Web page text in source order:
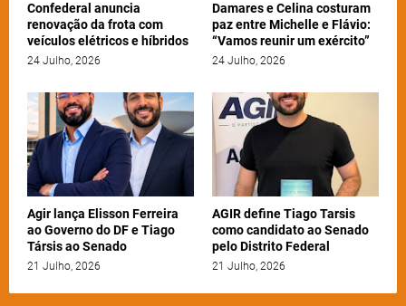
Confederal anuncia
renovação da frota com
veículos elétricos e híbridos
24 Julho, 2026
Damares e Celina costuram
paz entre Michelle e Flávio:
“Vamos reunir um exército”
24 Julho, 2026
Agir lança Elisson Ferreira
ao Governo do DF e Tiago
Társis ao Senado
21 Julho, 2026
AGIR define Tiago Tarsis
como candidato ao Senado
pelo Distrito Federal
21 Julho, 2026